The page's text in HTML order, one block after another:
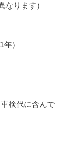
なります）
）
検代に含んで